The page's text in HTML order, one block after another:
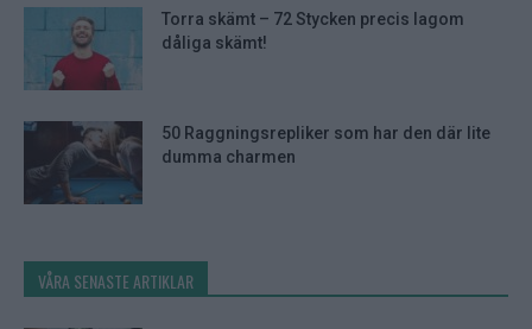
Torra skämt – 72 Stycken precis lagom
dåliga skämt!
50 Raggningsrepliker som har den där lite
dumma charmen
VÅRA SENASTE ARTIKLAR